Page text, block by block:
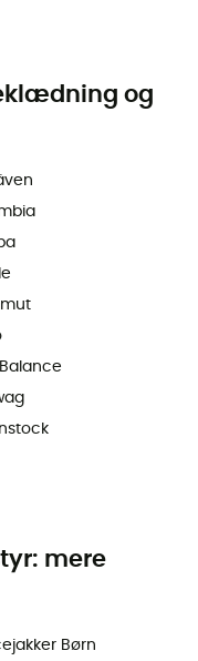
og
mere
Børn